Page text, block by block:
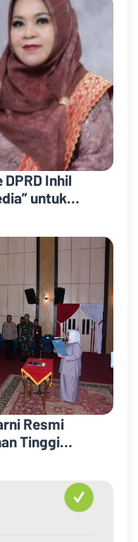
Inhil
untuk
Resmi
Tinggi